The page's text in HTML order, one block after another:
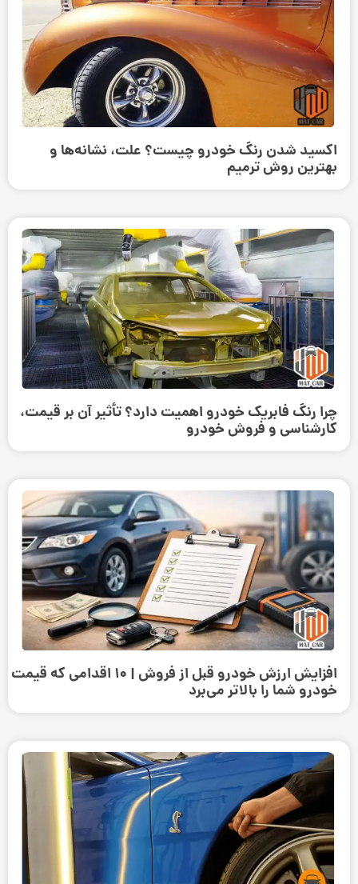
اکسید شدن رنگ خودرو چیست؟ علت، نشانه‌ها و
بهترین روش ترمیم
چرا رنگ فابریک خودرو اهمیت دارد؟ تأثیر آن بر قیمت،
کارشناسی و فروش خودرو
افزایش ارزش خودرو قبل از فروش | ۱۰ اقدامی که قیمت
خودرو شما را بالاتر می‌برد